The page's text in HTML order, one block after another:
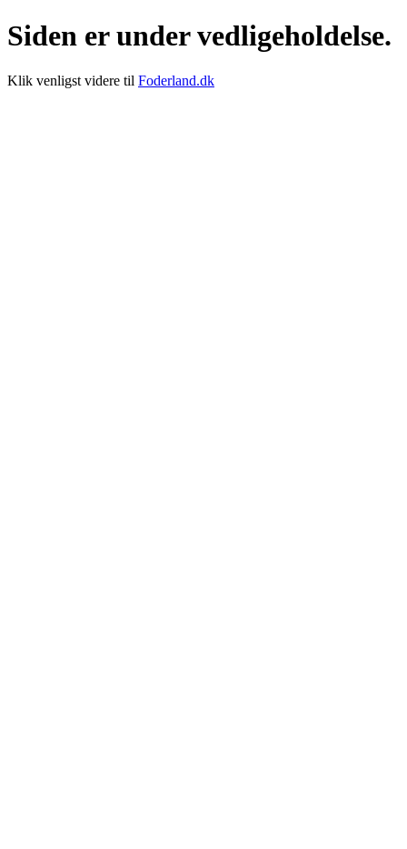
Siden er under vedligeholdelse.
Klik venligst videre til Foderland.dk